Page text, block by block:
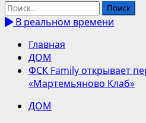
Найти:
В реальном времени
Главная
ДОМ
ФСК Family открывает
«Мартемьяново Клаб»
ДОМ